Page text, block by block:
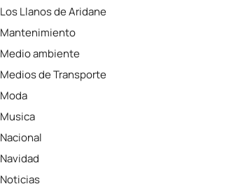
Los Llanos de Aridane
Mantenimiento
Medio ambiente
Medios de Transporte
Moda
Musica
Nacional
Navidad
Noticias